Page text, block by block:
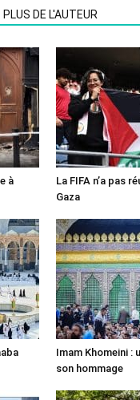
PLUS DE L'AUTEUR
à
La FIFA n’a pas
Gaza
Imam Khomeini :
son hommage